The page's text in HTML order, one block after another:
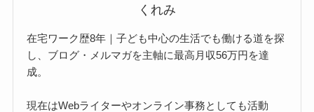
くれみ
在宅ワーク歴8年｜子ども中心の生活でも働ける道を探
し、ブログ・メルマガを主軸に最高月収56万円を達
成。
現在はWebライターやオンライン事務としても活動